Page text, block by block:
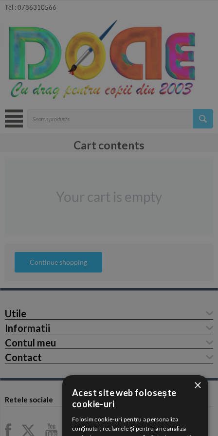
Tel :0786310566
Cart contents
Your cart is empty
Continue shopping
Utile
Informatii
Contul meu
Contact
Retele sociale
×
Acest site web folosește
cookie-uri
Folosim cookie-uri pentru a personaliza
conținutul, reclamele și pentru a ne analiza